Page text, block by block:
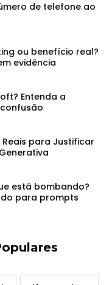
de telefone ao
ou benefício real?
evidência
Entenda a
Reais para Justificar
está bombando?
para prompts